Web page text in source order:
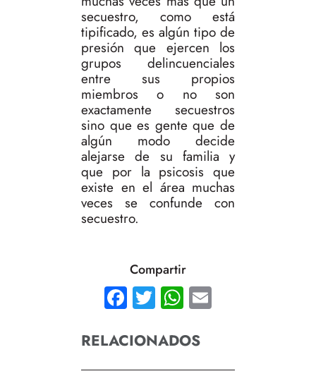
secuestro, como está
tipificado, es algún tipo de
presión que ejercen los
grupos delincuenciales
entre sus propios
miembros o no son
exactamente secuestros
sino que es gente que de
algún modo decide
alejarse de su familia y
que por la psicosis que
existe en el área muchas
veces se confunde con
secuestro.
Compartir
Facebook
TwitterWhatsApp
RELACIONADOS